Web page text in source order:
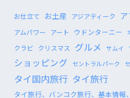
お仕立て お土産 アジアティーク
アムパワー アート ウドンターニー
クラビ クリスマス グルメ サムイ
ショッピング セントラルパーク
タイ国内旅行 タイ旅行
タイ旅行、バンコク旅行、基本情報